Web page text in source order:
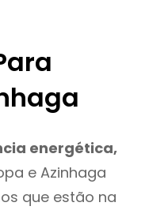
energética,
e Azinhaga
que estão na